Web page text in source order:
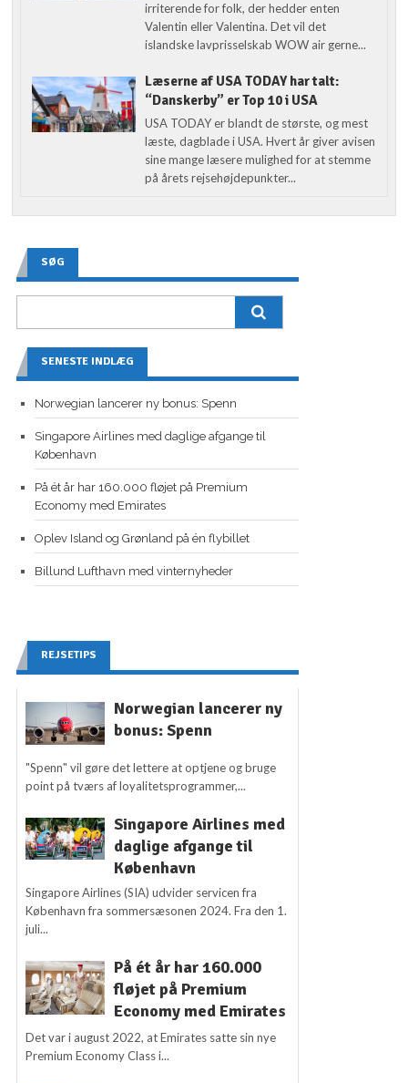
irriterende for folk, der hedder enten
Valentin eller Valentina. Det vil det
islandske lavprisselskab WOW air gerne...
Læserne af USA TODAY har talt:
“Danskerby” er Top 10 i USA
USA TODAY er blandt de største, og mest
læste, dagblade i USA. Hvert år giver avisen
sine mange læsere mulighed for at stemme
på årets rejsehøjdepunkter...
SØG
SENESTE INDLÆG
Norwegian lancerer ny bonus: Spenn
Singapore Airlines med daglige afgange til
København
På ét år har 160.000 fløjet på Premium
Economy med Emirates
Oplev Island og Grønland på én flybillet
Billund Lufthavn med vinternyheder
REJSETIPS
Norwegian lancerer ny
bonus: Spenn
"Spenn" vil gøre det lettere at optjene og bruge
point på tværs af loyalitetsprogrammer,...
Singapore Airlines med
daglige afgange til
København
Singapore Airlines (SIA) udvider servicen fra
København fra sommersæsonen 2024. Fra den 1.
juli...
På ét år har 160.000
fløjet på Premium
Economy med Emirates
Det var i august 2022, at Emirates satte sin nye
Premium Economy Class i...